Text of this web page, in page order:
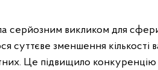
серйозним викликом для сфери
суттєве зменшення
Це підвищило